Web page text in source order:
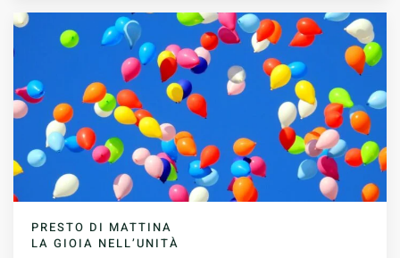
PRESTO DI MATTINA
LA GIOIA NELL’UNITÀ